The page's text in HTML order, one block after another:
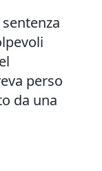
perso
da una